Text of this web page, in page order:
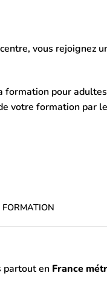
vous rejoignez
formation pour
votre formation par
partout en France